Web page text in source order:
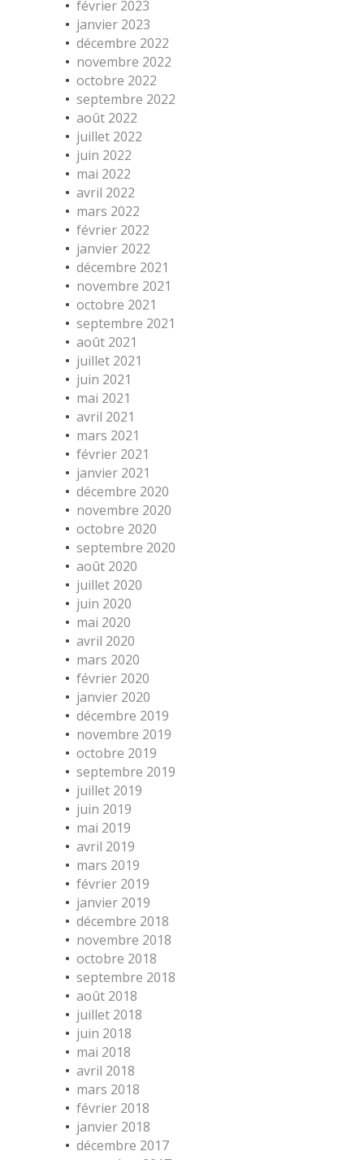
février 2023
janvier 2023
décembre 2022
novembre 2022
octobre 2022
septembre 2022
août 2022
juillet 2022
juin 2022
mai 2022
avril 2022
mars 2022
février 2022
janvier 2022
décembre 2021
novembre 2021
octobre 2021
septembre 2021
août 2021
juillet 2021
juin 2021
mai 2021
avril 2021
mars 2021
février 2021
janvier 2021
décembre 2020
novembre 2020
octobre 2020
septembre 2020
août 2020
juillet 2020
juin 2020
mai 2020
avril 2020
mars 2020
février 2020
janvier 2020
décembre 2019
novembre 2019
octobre 2019
septembre 2019
juillet 2019
juin 2019
mai 2019
avril 2019
mars 2019
février 2019
janvier 2019
décembre 2018
novembre 2018
octobre 2018
septembre 2018
août 2018
juillet 2018
juin 2018
mai 2018
avril 2018
mars 2018
février 2018
janvier 2018
décembre 2017